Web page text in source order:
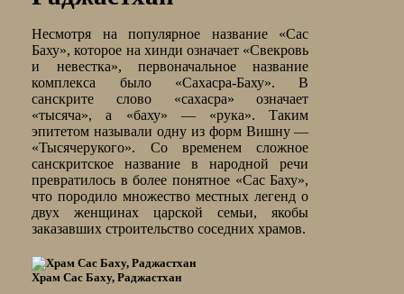
Несмотря на популярное название «Сас
Баху», которое на хинди означает «Свекровь
и невестка», первоначальное название
комплекса было «Сахасра-Баху». В
санскрите слово «сахасра» означает
«тысяча», а «баху» — «рука». Таким
эпитетом называли одну из форм Вишну —
«Тысячерукого». Со временем сложное
санскритское название в народной речи
превратилось в более понятное «Сас Баху»,
что породило множество местных легенд о
двух женщинах царской семьи, якобы
заказавших строительство соседних храмов.
Храм Сас Баху, Раджастхан